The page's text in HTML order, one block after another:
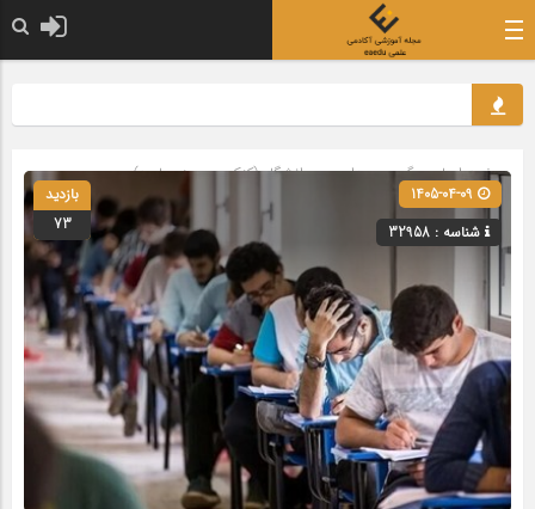
صفحه اصلی» گروه »مدارس و دانشگاه (کنکور و حوزه علمیه)
شناسه : 32958
بازدید
73